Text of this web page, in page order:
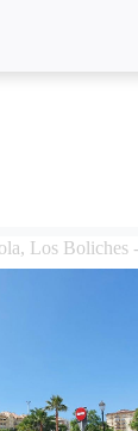
Los Boliches